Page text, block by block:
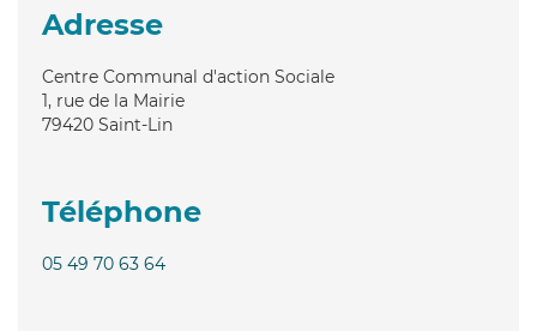
Adresse
Centre Communal d'action Sociale
1, rue de la Mairie
79420 Saint-Lin
Téléphone
05 49 70 63 64